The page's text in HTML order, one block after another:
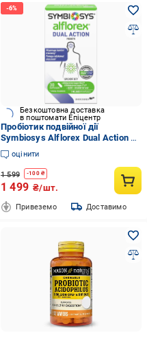
Безкоштовна доставка
в поштомати Епіцентр
Пробіотик подвійної дії
Symbiosys Alflorex Dual Action 30
капсул (33544996)
оцінити
1 599 -100₴
1 499 ₴/шт.
Привеземо Доставимо